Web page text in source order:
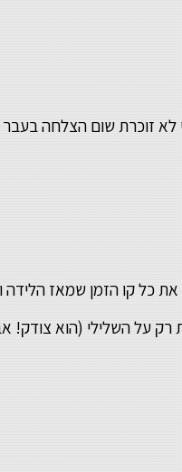
לא זוכרת שום הצלחה
כל קו הזמן שמאז הלידה
רק על השלילי (הוא